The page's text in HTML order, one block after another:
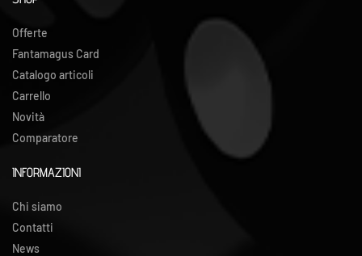
Offerte
Fantamagus Card
Catalogo articoli
Carrello
Novità
Comparatore
INFORMAZIONI
Chi siamo
Contatti
News